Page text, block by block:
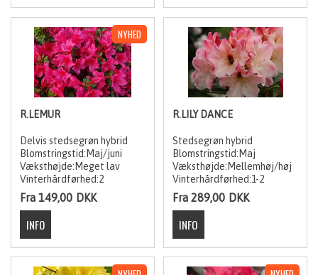
R.LEMUR
Delvis stedsegrøn hybrid
Blomstringstid:Maj/juni
Væksthøjde:Meget lav
Vinterhårdførhed:2
Fra 149,00 DKK
R.LILY DANCE
Stedsegrøn hybrid
Blomstringstid:Maj
Væksthøjde:Mellemhøj/høj
Vinterhårdførhed:1-2
Fra 289,00 DKK